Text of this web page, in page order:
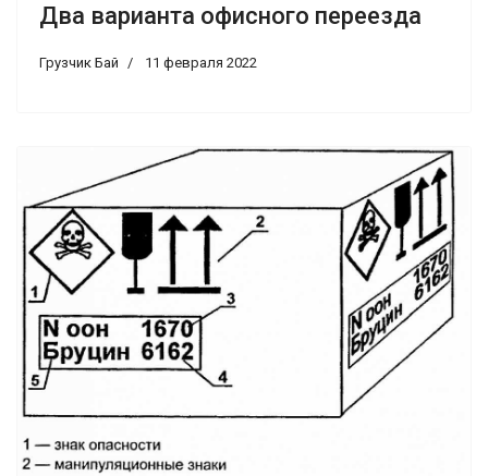
Два варианта офисного переезда
Грузчик Бай 11 февраля 2022